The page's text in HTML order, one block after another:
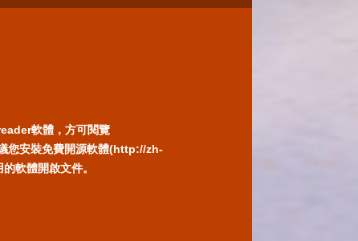
軟體，方可閱覽
您安裝免費開源軟體(http://zh-
體開啟文件。